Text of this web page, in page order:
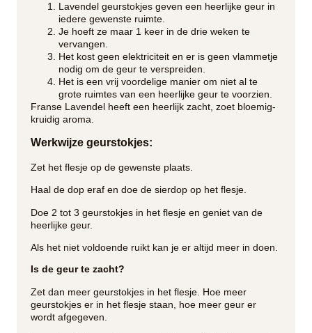
Lavendel geurstokjes geven een heerlijke geur in
iedere gewenste ruimte.
Je hoeft ze maar 1 keer in de drie weken te
vervangen.
Het kost geen elektriciteit en er is geen vlammetje
nodig om de geur te verspreiden.
Het is een vrij voordelige manier om niet al te
grote ruimtes van een heerlijke geur te voorzien.
Franse Lavendel heeft een heerlijk zacht, zoet bloemig-
kruidig aroma.
Werkwijze geurstokjes:
Zet het flesje op de gewenste plaats.
Haal de dop eraf en doe de sierdop op het flesje.
Doe 2 tot 3 geurstokjes in het flesje en geniet van de
heerlijke geur.
Als het niet voldoende ruikt kan je er altijd meer in doen.
Is de geur te zacht?
Zet dan meer geurstokjes in het flesje. Hoe meer
geurstokjes er in het flesje staan, hoe meer geur er
wordt afgegeven.